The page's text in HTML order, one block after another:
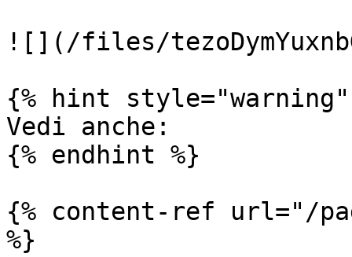
![](/files/
{% hint style="warning"
Vedi anche:
{% endhint %}
{% content-ref url="/
%}